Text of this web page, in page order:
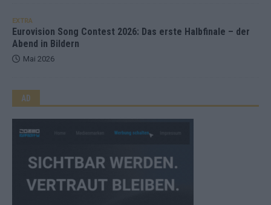
EXTRA
Eurovision Song Contest 2026: Das erste Halbfinale – der
Abend in Bildern
Mai 2026
AD